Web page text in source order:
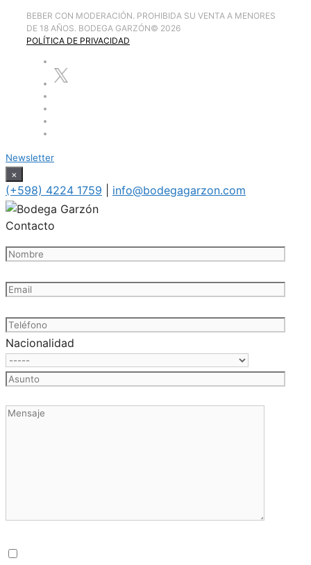
BEBER CON MODERACIÓN. PROHIBIDA SU VENTA A MENORES
DE 18 AÑOS. BODEGA GARZÓN© 2026
POLÍTICA DE PRIVACIDAD
Newsletter
×
(+598) 4224 1759 info@bodegagarzon.com
Contacto
Nacionalidad